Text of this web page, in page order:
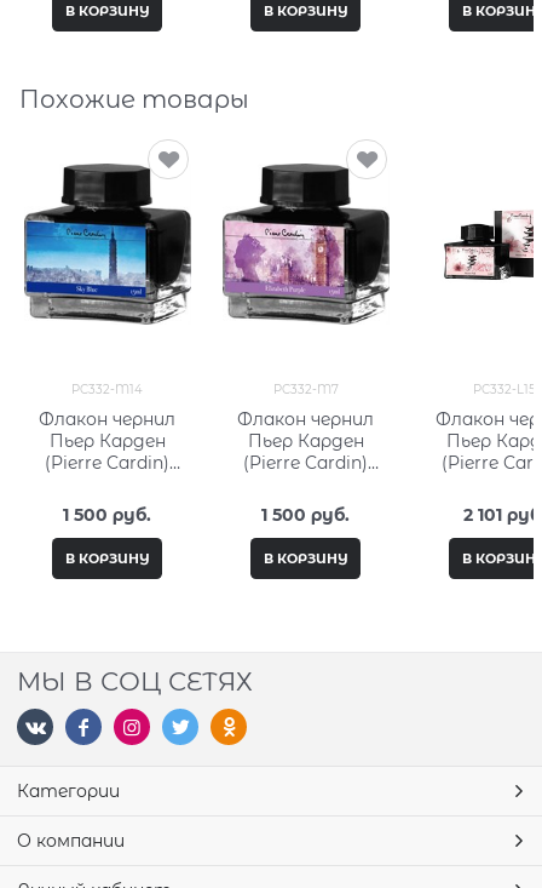
В КОРЗИНУ В КОРЗИНУ В
Похожие товары
PC332-M14
Флакон чернил
Пьер Карден
(Pierre Cardin)
Fantasy PC332-
M14
1 500 руб.
В КОРЗИНУ
PC332-M7
Флакон чернил
Пьер Карден
(Pierre Cardin)
Fantasy PC332-M7
1 500 руб.
В КОРЗИНУ
PC332-L15
Флакон
Пьер
(Pierre
Fantasy
2 101
В
МЫ В СОЦ СЕТЯХ
Категории
О компании